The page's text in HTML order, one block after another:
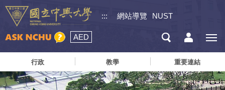
::: 網站導覽 NUST
AED
行政 教學 重要連結